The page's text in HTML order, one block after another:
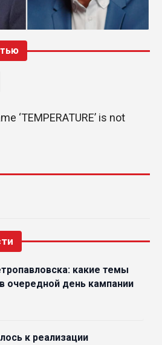
‘TEMPERATURE’ is not
какие темы
очередной день кампании
к реализации